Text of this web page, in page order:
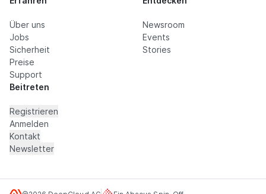
Über uns
Jobs
Sicherheit
Preise
Support
Newsroom
Events
Stories
Beitreten
Registrieren
Anmelden
Kontakt
Newsletter